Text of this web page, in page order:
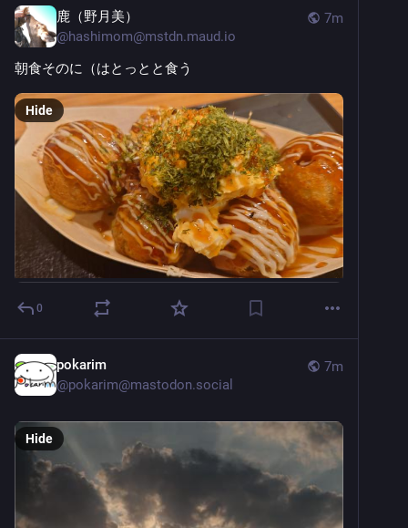
7m
鹿（野月美）
@hashimom@mstdn.maud.io
朝食そのに（はとっとと食う
Hide
0
7m
pokarim
@pokarim@mastodon.social
Hide